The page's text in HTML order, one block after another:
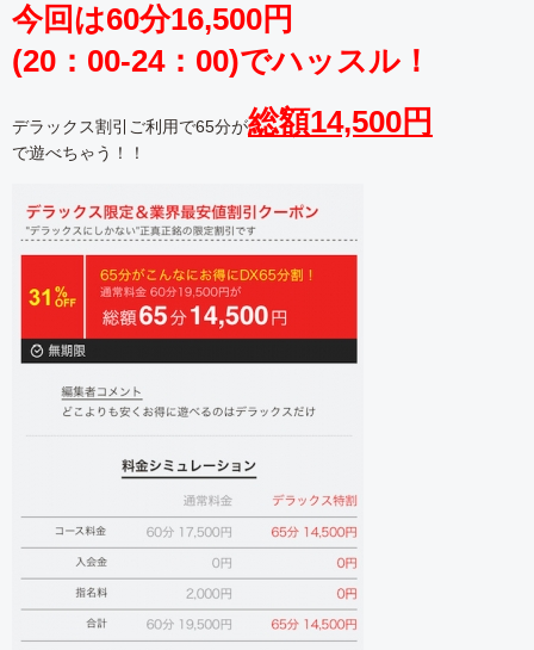
今回は60分16,500円
(20：00-24：00)でハッスル！
デラックス割引ご利用で65分が総額14,500円
で遊べちゃう！！